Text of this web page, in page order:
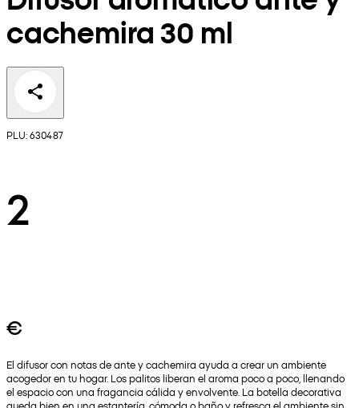
cachemira 30 ml
PLU: 630487
2
€
El difusor con notas de ante y cachemira ayuda a crear un ambiente
acogedor en tu hogar. Los palitos liberan el aroma poco a poco, llenando
el espacio con una fragancia cálida y envolvente. La botella decorativa